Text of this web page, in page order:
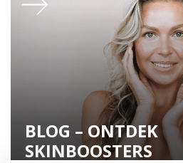
BLOG – ONTDEK
SKINBOOSTERS